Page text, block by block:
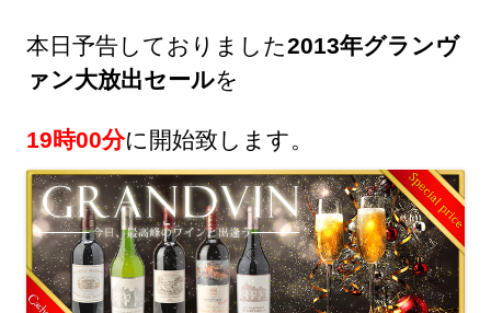
本日予告しておりました2013年グランヴ
ァン大放出セールを
19時00分に開始致します。